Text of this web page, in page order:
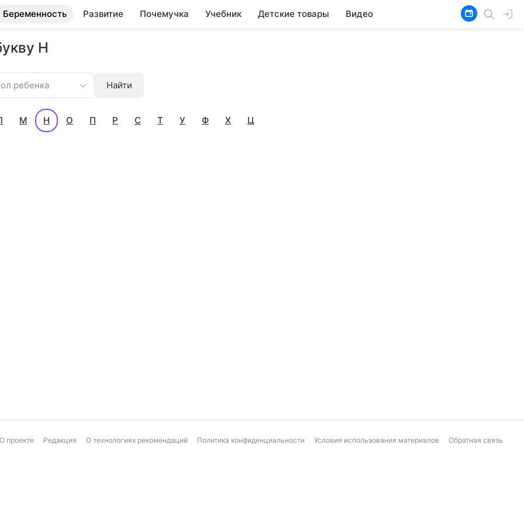
Беременность Развитие Почемучка Учебник Детские товары Видео
Н
ребенка Найти
М Н О П Р С Т У Ф Х Ц
О проекте Редакция О технологиях рекомендаций Политика конфиденциальности Условия использования материалов Обратная связь